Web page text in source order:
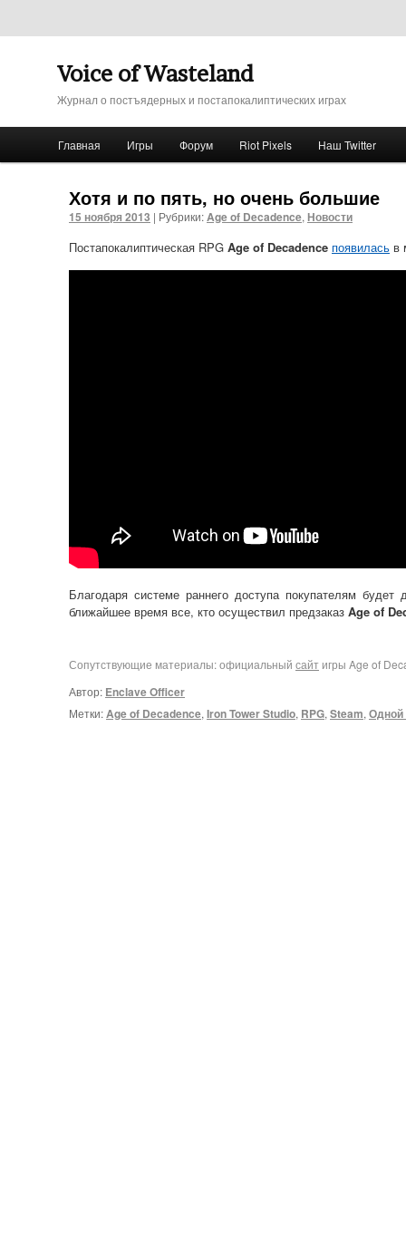
Voice of Wasteland
Журнал о постъядерных и постапокалиптических играх
Перейти к основному содержимому
Перейти к дополнительному содержимому
Главная Игры Форум Riot Pixels Наш Twitter
Хотя и по пять, но очень большие
15 ноября 2013 | Рубрики:Age of Decadence, Новости
Постапокалиптическая RPG Age of Decadence появилась в
Благодаря системе раннего доступа покупателям
ближайшее время все, кто осуществил предзаказ Age of
Сопутствующие материалы: официальный сайт игры Age of
Автор: Enclave Officer
Метки:Age of Decadence, Iron Tower Studio, RPG, Steam, Одной